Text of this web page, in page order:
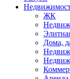
ЖК
Дома,